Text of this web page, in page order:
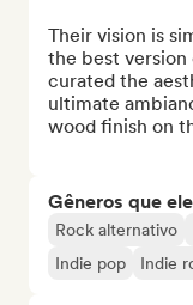
Their vision is
the best version
curated the
ultimate
wood finish on
Gêneros que
Rock alternativo
Indie pop
Indie